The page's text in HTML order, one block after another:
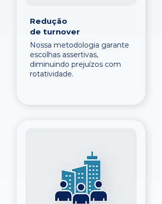
Redução
de turnover
Nossa metodologia garante
escolhas assertivas,
diminuindo prejuízos com
rotatividade.